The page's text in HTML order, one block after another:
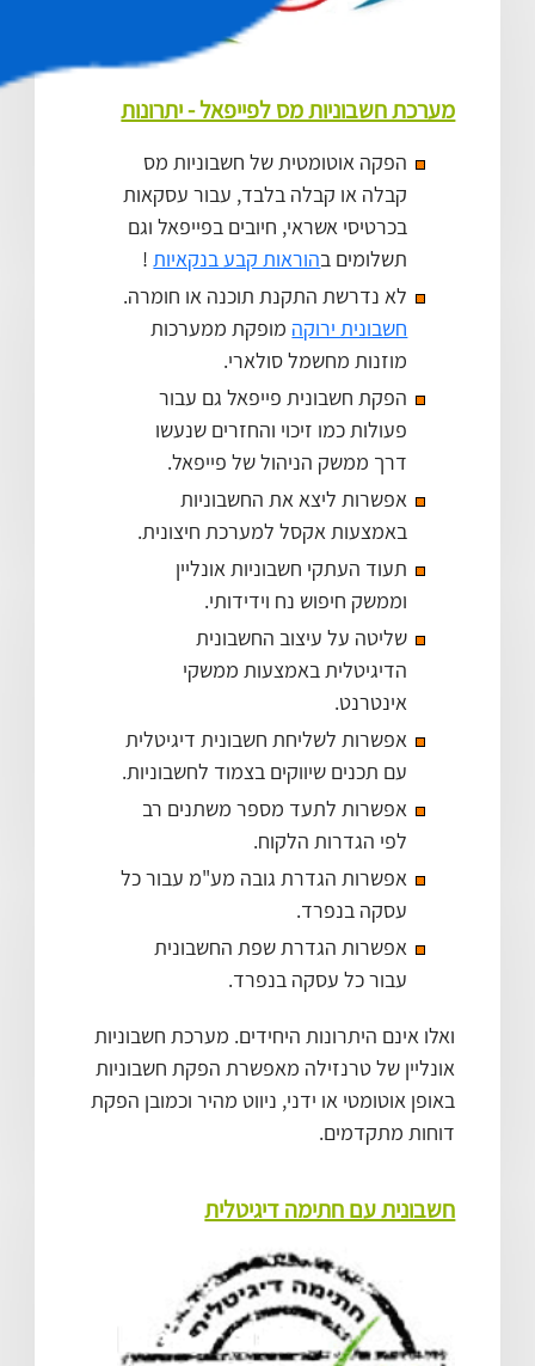
מערכת חשבוניות מס לפייפאל - יתרונות
הפקה אוטומטית של חשבוניות מס
קבלה או קבלה בלבד, עבור עסקאות
בכרטיסי אשראי, חיובים בפייפאל וגם
תשלומים בהוראות קבע בנקאיות!
לא נדרשת התקנת תוכנה או חומרה.
חשבונית ירוקה מופקת ממערכות
מוזנות מחשמל סולארי.
הפקת חשבונית פייפאל גם עבור
פעולות כמו זיכוי והחזרים שנעשו
דרך ממשק הניהול של פייפאל.
אפשרות ליצא את החשבוניות
באמצעות אקסל למערכת חיצונית.
תעוד העתקי חשבוניות אונליין
וממשק חיפוש נח וידידותי.
שליטה על עיצוב החשבונית
הדיגיטלית באמצעות ממשקי
אינטרנט.
אפשרות לשליחת חשבונית דיגיטלית
עם תכנים שיווקים בצמוד לחשבוניות.
אפשרות לתעד מספר משתנים רב
לפי הגדרות הלקוח.
אפשרות הגדרת גובה מע"מ עבור כל
עסקה בנפרד.
אפשרות הגדרת שפת החשבונית
עבור כל עסקה בנפרד.
ואלו אינם היתרונות היחידים. מערכת חשבוניות
אונליין של טרנזילה מאפשרת הפקת חשבוניות
באופן אוטומטי או ידני, ניווט מהיר וכמובן הפקת
דוחות מתקדמים.
חשבונית עם חתימה דיגיטלית